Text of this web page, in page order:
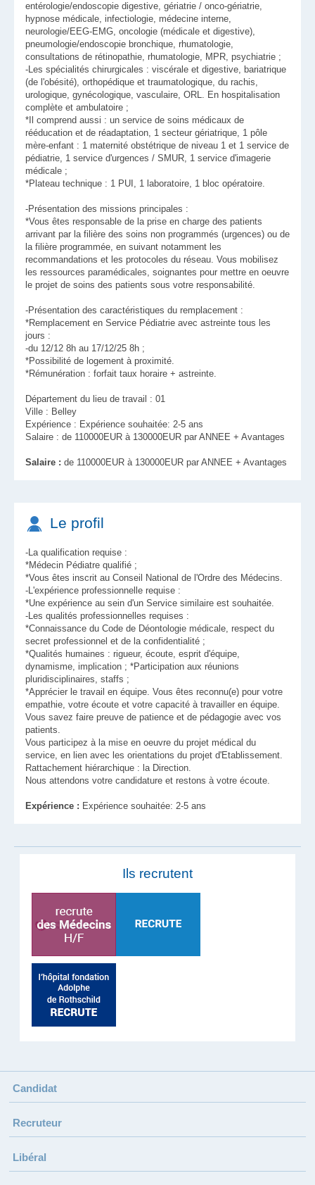
entérologie/endoscopie digestive, gériatrie / onco-gériatrie,
hypnose médicale, infectiologie, médecine interne,
neurologie/EEG-EMG, oncologie (médicale et digestive),
pneumologie/endoscopie bronchique, rhumatologie,
consultations de rétinopathie, rhumatologie, MPR, psychiatrie ;
-Les spécialités chirurgicales : viscérale et digestive, bariatrique
(de l'obésité), orthopédique et traumatologique, du rachis,
urologique, gynécologique, vasculaire, ORL. En hospitalisation
complète et ambulatoire ;
*Il comprend aussi : un service de soins médicaux de
rééducation et de réadaptation, 1 secteur gériatrique, 1 pôle
mère-enfant : 1 maternité obstétrique de niveau 1 et 1 service de
pédiatrie, 1 service d'urgences / SMUR, 1 service d'imagerie
médicale ;
*Plateau technique : 1 PUI, 1 laboratoire, 1 bloc opératoire.
-Présentation des missions principales :
*Vous êtes responsable de la prise en charge des patients
arrivant par la filière des soins non programmés (urgences) ou de
la filière programmée, en suivant notamment les
recommandations et les protocoles du réseau. Vous mobilisez
les ressources paramédicales, soignantes pour mettre en oeuvre
le projet de soins des patients sous votre responsabilité.
-Présentation des caractéristiques du remplacement :
*Remplacement en Service Pédiatrie avec astreinte tous les
jours :
-du 12/12 8h au 17/12/25 8h ;
*Possibilité de logement à proximité.
*Rémunération : forfait taux horaire + astreinte.
Département du lieu de travail : 01
Ville : Belley
Expérience : Expérience souhaitée: 2-5 ans
Salaire : de 110000EUR à 130000EUR par ANNEE + Avantages
Salaire : de 110000EUR à 130000EUR par ANNEE + Avantages
Le profil
-La qualification requise :
*Médecin Pédiatre qualifié ;
*Vous êtes inscrit au Conseil National de l'Ordre des Médecins.
-L'expérience professionnelle requise :
*Une expérience au sein d'un Service similaire est souhaitée.
-Les qualités professionnelles requises :
*Connaissance du Code de Déontologie médicale, respect du
secret professionnel et de la confidentialité ;
*Qualités humaines : rigueur, écoute, esprit d'équipe,
dynamisme, implication ; *Participation aux réunions
pluridisciplinaires, staffs ;
*Apprécier le travail en équipe. Vous êtes reconnu(e) pour votre
empathie, votre écoute et votre capacité à travailler en équipe.
Vous savez faire preuve de patience et de pédagogie avec vos
patients.
Vous participez à la mise en oeuvre du projet médical du
service, en lien avec les orientations du projet d'Etablissement.
Rattachement hiérarchique : la Direction.
Nous attendons votre candidature et restons à votre écoute.
Expérience : Expérience souhaitée: 2-5 ans
Ils recrutent
Candidat
Recruteur
Libéral